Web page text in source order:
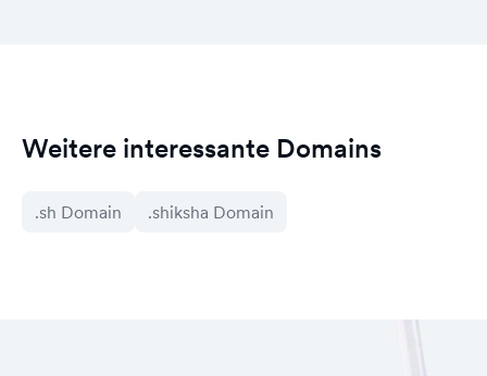
Weitere interessante Domains
.sh Domain .shiksha Domain